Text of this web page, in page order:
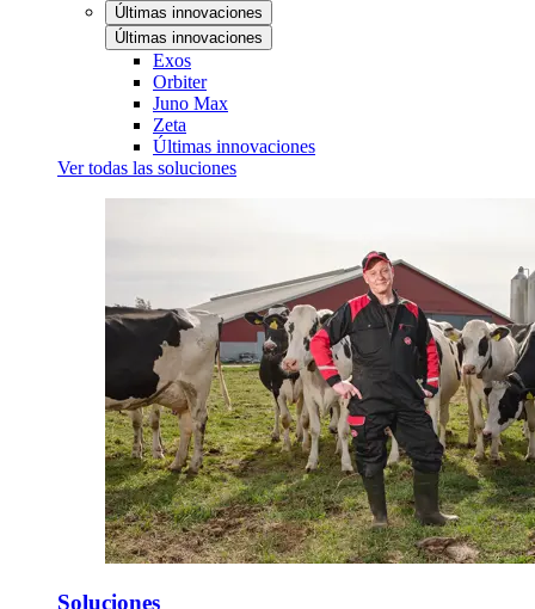
Últimas innovaciones
Últimas innovaciones
Exos
Orbiter
Juno Max
Zeta
Últimas innovaciones
Ver todas las soluciones
Soluciones